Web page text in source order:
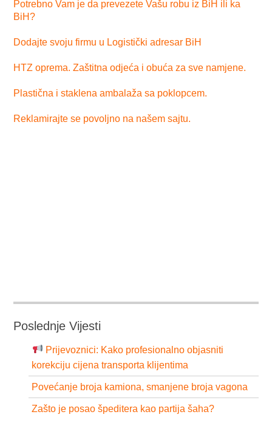
Potrebno Vam je da prevezete Vašu robu iz BiH ili ka
BiH?
Dodajte svoju firmu u Logistički adresar BiH
HTZ oprema. Zaštitna odjeća i obuća za sve namjene.
Plastična i staklena ambalaža sa poklopcem.
Reklamirajte se povoljno na našem sajtu.
Poslednje Vijesti
Prijevoznici: Kako profesionalno objasniti
korekciju cijena transporta klijentima
Povećanje broja kamiona, smanjene broja vagona
Zašto je posao špeditera kao partija šaha?